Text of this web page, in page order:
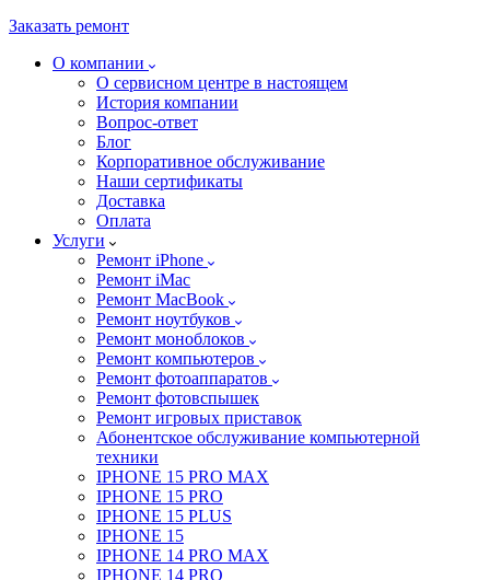
Заказать ремонт
О компании
О сервисном центре в настоящем
История компании
Вопрос-ответ
Блог
Корпоративное обслуживание
Наши сертификаты
Доставка
Оплата
Услуги
Ремонт iPhone
Ремонт iMac
Ремонт MacBook
Ремонт ноутбуков
Ремонт моноблоков
Ремонт компьютеров
Ремонт фотоаппаратов
Ремонт фотовспышек
Ремонт игровых приставок
Абонентское обслуживание компьютерной
техники
IPHONE 15 PRO MAX
IPHONE 15 PRO
IPHONE 15 PLUS
IPHONE 15
IPHONE 14 PRO MAX
IPHONE 14 PRO